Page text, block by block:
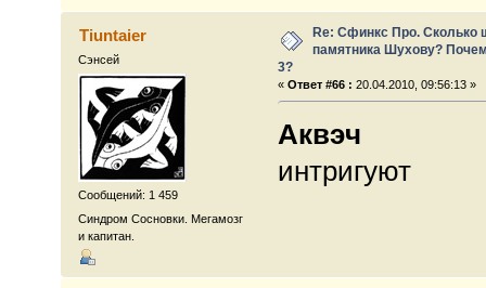
Tiuntaier
Сэнсей
Сообщений: 1 459
Синдром Сосновки. Мегамозг
и капитан.
Re: Сфинкс Про. Сколько
памятника Шухову?
3?
« Ответ #66 : 20.04.2010, 09:56:13 »
Аквэч
интригуют